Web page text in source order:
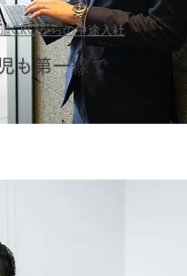
CROからの中途入社
も第一線で